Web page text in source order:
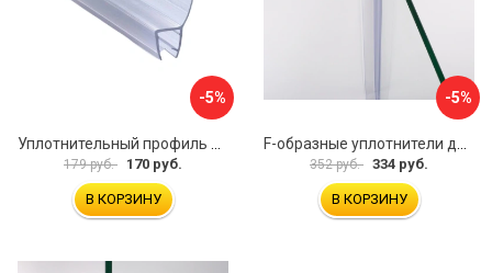
-5%
179 руб. 170 руб.
В КОРЗИНУ
-5%
352 руб. 334 руб.
В КОРЗИНУ